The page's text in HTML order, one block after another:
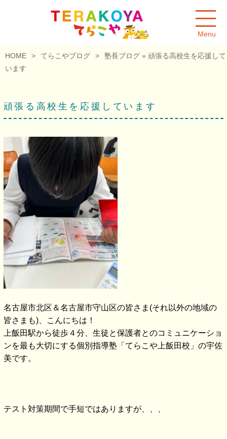
Menu
HOME > てらこやブログ > 塾長ブログ » 頑張る高校生を応援して
います
頑張る高校生を応援しています
名古屋市北区＆名古屋市守山区の皆さま(それ以外の地域の
皆さまも)、こんにちは！
上飯田駅から徒歩４分、生徒と保護者とのコミュニケーショ
ンを最も大切にする個別指導塾「てらこや上飯田校」の宇佐
美です。
テスト対策期間で手短ではありますが、、、